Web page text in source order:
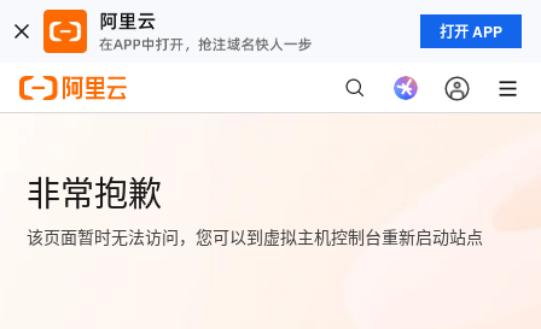
打开 APP
非常抱歉
该页面暂时无法访问，您可以到虚拟主机控制台重新启动站点